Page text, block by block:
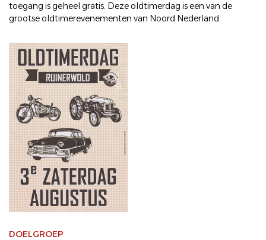
toegang is geheel gratis. Deze oldtimerdag is een van de
grootse oldtimerevenementen van Noord Nederland.
DOELGROEP